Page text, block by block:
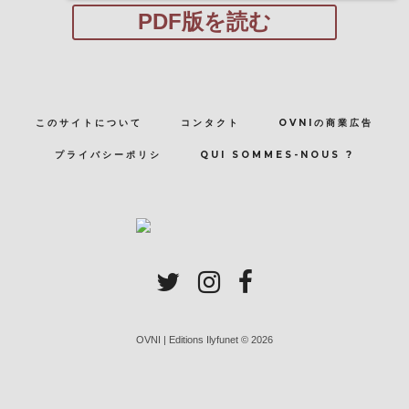
PDF版を読む
このサイトについて コンタクト OVNIの商業広告
プライバシーポリシ QUI SOMMES-NOUS ?
OVNI | Editions Ilyfunet © 2026